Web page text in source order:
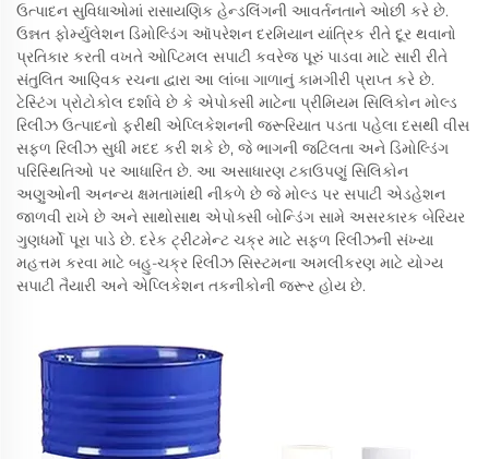
ઉત્પાદન સુવિધાઓમાં રાસાયણિક હેન્ડલિંગની આવર્તનતાને ઓછી કરે છે.
ઉન્નત ફોર્મ્યુલેશન ડિમોલ્ડિંગ ઑપરેશન દરમિયાન યાંત્રિક રીતે દૂર થવાનો
પ્રતિકાર કરતી વખતે ઓપ્ટિમલ સપાટી કવરેજ પૂરું પાડવા માટે સારી રીતે
સંતુલિત આણ્વિક રચના દ્વારા આ લાંબા ગાળાનું કામગીરી પ્રાપ્ત કરે છે.
ટેસ્ટિંગ પ્રોટોકોલ દર્શાવે છે કે એપોક્સી માટેના પ્રીમિયમ સિલિકોન મોલ્ડ
રિલીઝ ઉત્પાદનો ફરીથી એપ્લિકેશનની જરૂરિયાત પડતા પહેલા દસથી વીસ
સફળ રિલીઝ સુધી મદદ કરી શકે છે, જે ભાગની જટિલતા અને ડિમોલ્ડિંગ
પરિસ્થિતિઓ પર આધારિત છે. આ અસાધારણ ટકાઉપણું સિલિકોન
અણુઓની અનન્ય ક્ષમતામાંથી નીકળે છે જે મોલ્ડ પર સપાટી એડહેશન
જાળવી રાખે છે અને સાથોસાથ એપોક્સી બોન્ડિંગ સામે અસરકારક બેરિયર
ગુણધર્મો પૂરા પાડે છે. દરેક ટ્રીટમેન્ટ ચક્ર માટે સફળ રિલીઝની સંખ્યા
મહત્તમ કરવા માટે બહુ-ચક્ર રિલીઝ સિસ્ટમના અમલીકરણ માટે યોગ્ય
સપાટી તૈયારી અને એપ્લિકેશન તકનીકોની જરૂર હોય છે.